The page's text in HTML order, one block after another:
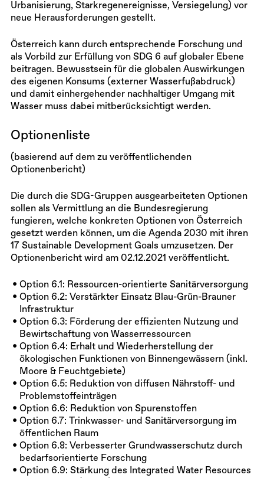
Urbanisierung, Stark­regen­ereignisse, Versiegelung) vor
neue Herausforderungen gestellt.
Österreich kann durch entsprechende Forschung und
als Vorbild zur Erfüllung von SDG 6 auf globaler Ebene
beitragen. Bewusstsein für die globalen Auswirkungen
des eigenen Konsums (externer Wasserfußabdruck)
und damit einhergehender nachhaltiger Umgang mit
Wasser muss dabei mitberücksichtigt werden.
Optionenliste
(basierend auf dem zu veröffentlichenden
Optionenbericht)
Die durch die SDG-Gruppen ausgearbeiteten Optionen
sollen als Vermittlung an die Bundesregierung
fungieren, welche konkreten Optionen von Österreich
gesetzt werden können, um die Agenda 2030 mit ihren
17 Sustainable Development Goals umzusetzen. Der
Optionenbericht wird am 02.12.2021 veröffentlicht.
Option 6.1: Ressourcen-orientierte Sanitärversorgung
Option 6.2: Verstärkter Einsatz Blau-Grün-Brauner
Infrastruktur
Option 6.3: Förderung der effizienten Nutzung und
Bewirtschaftung von Wasserressourcen
Option 6.4: Erhalt und Wiederherstellung der
ökologischen Funktionen von Binnengewässern (inkl.
Moore & Feuchtgebiete)
Option 6.5: Reduktion von diffusen Nährstoff- und
Problemstoffeinträgen
Option 6.6: Reduktion von Spurenstoffen
Option 6.7: Trinkwasser- und Sanitärversorgung im
öffentlichen Raum
Option 6.8: Verbesserter Grundwasserschutz durch
bedarfsorientierte Forschung
Option 6.9: Stärkung des Integrated Water Resources